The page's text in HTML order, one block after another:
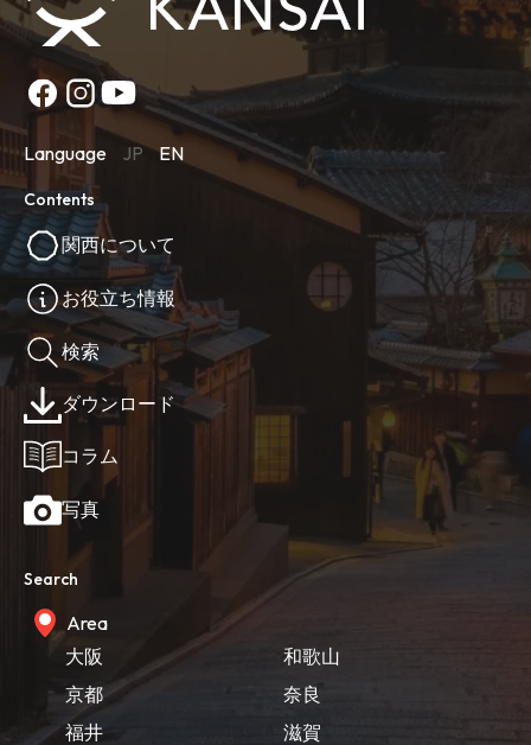
Language JP EN
Contents
関西について
お役立ち情報
検索
ダウンロード
コラム
写真
Search
Area
大阪
京都
福井
和歌山
奈良
滋賀